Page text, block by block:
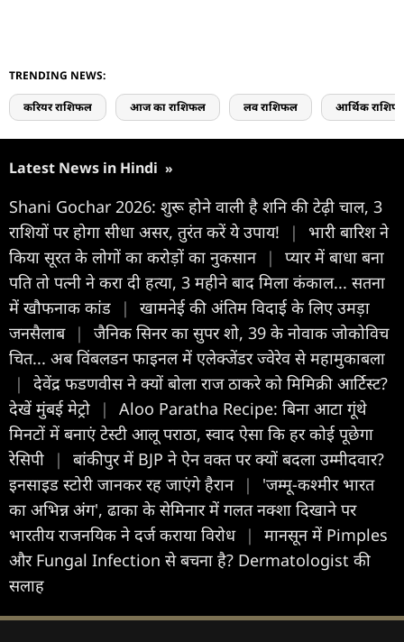
TRENDING NEWS:
करियर राशिफल आज का राशिफल लव राशिफल आर्थिक
Latest News in Hindi »
Shani Gochar 2026: शुरू होने वाली है शनि की टेढ़ी चाल, 3
राशियों पर होगा सीधा असर, तुरंत करें ये उपाय!
|
भारी बारिश ने
किया सूरत के लोगों का करोड़ों का नुकसान |
प्यार में बाधा बना
पति तो पत्नी ने करा दी हत्या, 3 महीने बाद मिला कंकाल... सतना
में खौफनाक कांड
|
खामनेई की अंतिम विदाई के लिए उमड़ा
जनसैलाब |
जैन‍िक सिनर का सुपर शो, 39 के नोवाक जोकोविच
चित... अब विंबलडन फाइनल में एलेक्जेंडर ज्वेरेव से महामुकाबला
|
देवेंद्र फडणवीस ने क्यों बोला राज ठाकरे को मिमिक्री आर्टिस्ट?
देखें मुंबई मेट्रो
|
Aloo Paratha Recipe: बिना आटा गूंथे
मिनटों में बनाएं टेस्टी आलू पराठा, स्वाद ऐसा कि हर कोई पूछेगा
रेसिपी
|
बांकीपुर में BJP ने ऐन वक्त पर क्यों बदला उम्मीदवार?
इनसाइड स्टोरी जानकर रह जाएंगे हैरान |
'जम्मू-कश्मीर भारत
का अभिन्न अंग', ढाका के सेमिनार में गलत नक्शा दिखाने पर
भारतीय राजनयिक ने दर्ज कराया विरोध |
मानसून में Pimples
और Fungal Infection से बचना है? Dermatologist की
सलाह